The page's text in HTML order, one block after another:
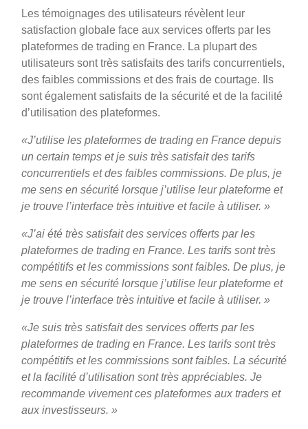
Les témoignages des utilisateurs révèlent leur
satisfaction globale face aux services offerts par les
plateformes de trading en France. La plupart des
utilisateurs sont très satisfaits des tarifs concurrentiels,
des faibles commissions et des frais de courtage. Ils
sont également satisfaits de la sécurité et de la facilité
d’utilisation des plateformes.
«J’utilise les plateformes de trading en France depuis
un certain temps et je suis très satisfait des tarifs
concurrentiels et des faibles commissions. De plus, je
me sens en sécurité lorsque j’utilise leur plateforme et
je trouve l’interface très intuitive et facile à utiliser. »
«J’ai été très satisfait des services offerts par les
plateformes de trading en France. Les tarifs sont très
compétitifs et les commissions sont faibles. De plus, je
me sens en sécurité lorsque j’utilise leur plateforme et
je trouve l’interface très intuitive et facile à utiliser. »
«Je suis très satisfait des services offerts par les
plateformes de trading en France. Les tarifs sont très
compétitifs et les commissions sont faibles. La sécurité
et la facilité d’utilisation sont très appréciables. Je
recommande vivement ces plateformes aux traders et
aux investisseurs. »